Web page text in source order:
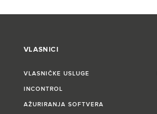
VLASNICI
VLASNIČKE USLUGE
INCONTROL
AŽURIRANJA SOFTVERA